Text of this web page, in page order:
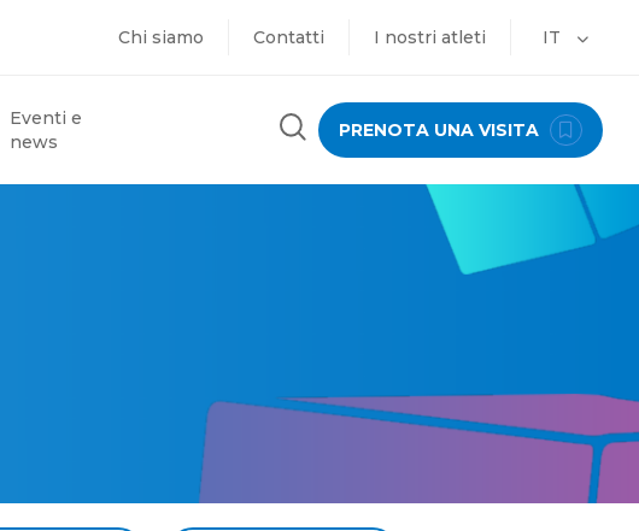
Chi siamo Contatti I nostri atleti IT
Eventi e
news
PRENOTA UNA VISITA